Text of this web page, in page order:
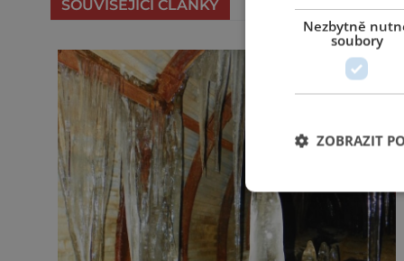
SOUVISEJÍCÍ ČLÁNKY
Nezbytně
soubory
ZOBRAZIT